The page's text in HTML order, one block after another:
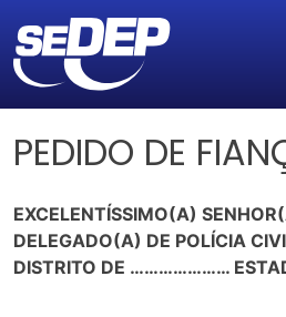
PEDIDO DE
EXCELENTÍSSIMO(A)
DELEGADO(A) DE POLÍCIA
DISTRITO DE …………………